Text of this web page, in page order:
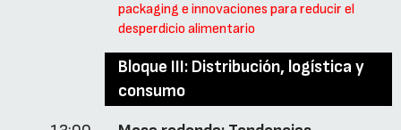
packaging e innovaciones para reducir el
desperdicio alimentario
Bloque III: Distribución, logística y
consumo